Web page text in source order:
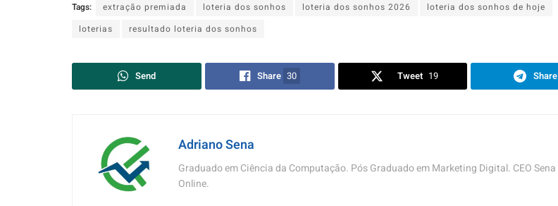
Tags: extração premiada loteria dos sonhos loteria dos sonhos 2026
loteria dos sonhos de hoje
loterias
resultado loteria dos sonhos
Send Share 30 Tweet 19 Share
Adriano Sena
Graduado em Ciência da Computação. Pós Graduado em Marketing Digital. CEO Sena
Online.